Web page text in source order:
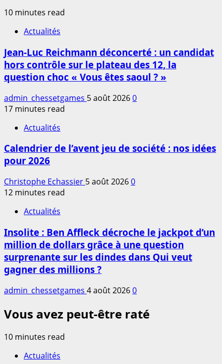
10 minutes read
Actualités
Jean-Luc Reichmann déconcerté : un candidat
hors contrôle sur le plateau des 12, la
question choc « Vous êtes saoul ? »
admin_chessetgames 5 août 20260
17 minutes read
Actualités
Calendrier de l’avent jeu de société : nos idées
pour 2026
Christophe Echassier 5 août 20260
12 minutes read
Actualités
Insolite : Ben Affleck décroche le jackpot d’un
million de dollars grâce à une question
surprenante sur les dindes dans Qui veut
gagner des millions ?
admin_chessetgames 4 août 20260
Vous avez peut-être raté
10 minutes read
Actualités